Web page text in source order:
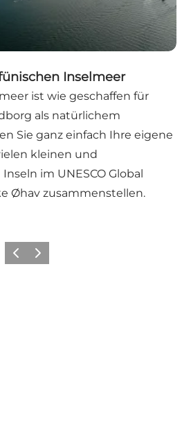
Inselmeer
ist wie geschaffen für
als natürlichem
Sie ganz einfach Ihre eigene
kleinen und
im UNESCO Global
Øhav zusammenstellen.
Vorherige Folie
Nächste Folie